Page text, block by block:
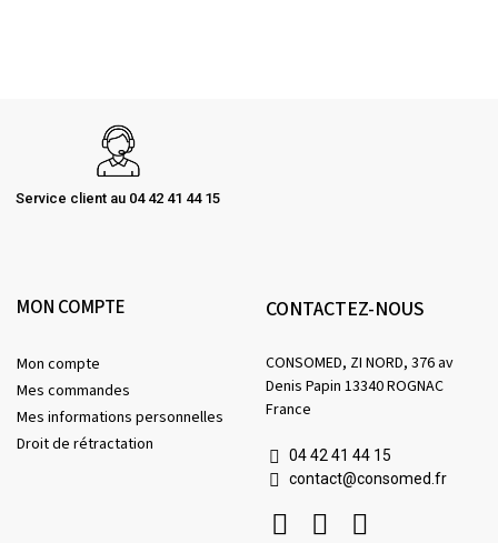
Service client au 04 42 41 44 15
MON COMPTE
Mon compte
Mes commandes
Mes informations personnelles
Droit de rétractation
CONTACTEZ-NOUS
CONSOMED, ZI NORD, 376 av
Denis Papin 13340 ROGNAC
France
04 42 41 44 15
contact@consomed.fr